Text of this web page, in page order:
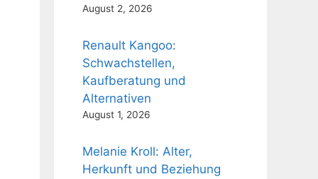
August 2, 2026
Renault Kangoo:
Schwachstellen,
Kaufberatung und
Alternativen
August 1, 2026
Melanie Kroll: Alter,
Herkunft und Beziehung